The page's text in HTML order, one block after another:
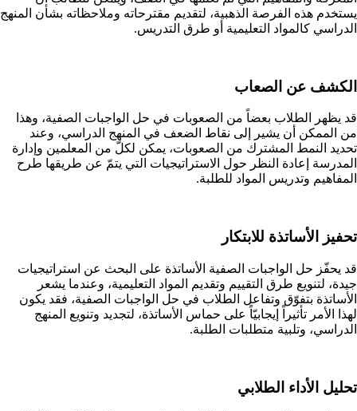
يستخدم هذه الفرصة الذهبية، لتقديم مقترحاته وملاحظاته بشأن المنهج
الدراسي كالمواد التعليمية أو طرق التدريس.
الكشف عن الصعاب
قد يظهر الطلاب بعضاً من الصعوبات في حل الواجبات الصفية، وهذا
من الممكن أن يشير إلى نقاط الضعف في المنهج الدراسي، وعند
تحديد النمط المشترك من الصعوبات، يمكن لكلّ من المعلمين وإدارة
المدرسة إعادة النظر حول الاستراتيجيات التي يتمّ عن طريقها طرح
المفاهيم وتدريس المواد للطلبة.
تحفيز الأساتذة للابتكار
قد يحفّز حل الواجبات الصفية الأساتذة على البحث عن استراتيجيات
جيدة، لتنويع طرق التقييم وتقديم المواد التعليمية، وعندما يشعر
الأساتذة بتفوّق وتفاعل الطلاب في حل الواجبات الصفية، فقد يكون
لهذا الأمر تأثيراً إيجابيّاً على حماس الأساتذة، لتجديد وتنويع المنهج
الدراسي، وتلبية متطلبات الطلبة.
تحليل الأداء الطلابي